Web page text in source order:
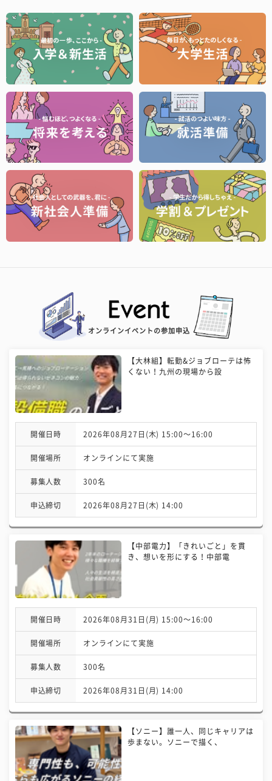
オンラインイベントの参加申込
【大林組】転勤&ジョブローテは怖
くない！九州の現場から設
開催日時 2026年08月27日(木) 15:00〜16:00
開催場所 オンラインにて実施
募集人数 300名
申込締切 2026年08月27日(木) 14:00
【中部電力】「きれいごと」を貫
き、想いを形にする！中部電
開催日時 2026年08月31日(月) 15:00〜16:00
開催場所 オンラインにて実施
募集人数 300名
申込締切 2026年08月31日(月) 14:00
【ソニー】誰一人、同じキャリアは
歩まない。ソニーで描く、